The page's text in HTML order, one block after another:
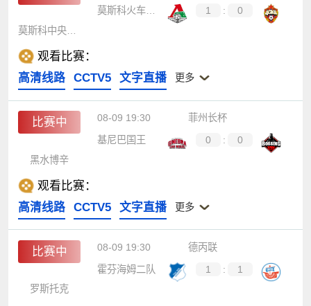
莫斯科火车头女足
1 :
0
观看比赛：
高清线路
CCTV5 文字直播 更多
比赛中 08-09 19:30
菲州长杯
基尼巴国王
0 :
0
黑水博辛
观看比赛：
高清线路
CCTV5 文字直播 更多
比赛中 08-09 19:30
德丙联
霍芬海姆二队
1 :
1
罗斯托克